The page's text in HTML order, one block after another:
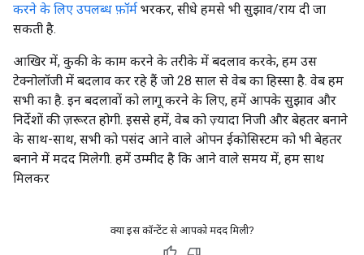
करने के लिए उपलब्ध फ़ॉर्म भरकर, सीधे हमसे भी सुझाव/राय दी जा
सकती है.
आखिर में, कुकी के काम करने के तरीके में बदलाव करके, हम उस
टेक्नोलॉजी में बदलाव कर रहे हैं जो 28 साल से वेब का हिस्सा है. वेब हम
सभी का है. इन बदलावों को लागू करने के लिए, हमें आपके सुझाव और
निर्देशों की ज़रूरत होगी. इससे हमें, वेब को ज़्यादा निजी और बेहतर बनाने
के साथ-साथ, सभी को पसंद आने वाले ओपन ईकोसिस्टम को भी बेहतर
बनाने में मदद मिलेगी. हमें उम्मीद है कि आने वाले समय में, हम साथ
मिलकर
क्या इस कॉन्टेंट से आपको मदद मिली?